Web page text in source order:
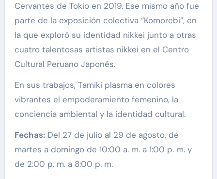
Cervantes de Tokio en 2019. Ese mismo año fue
parte de la exposición colectiva “Komorebi”, en
la que exploró su identidad nikkei junto a otras
cuatro talentosas artistas nikkei en el Centro
Cultural Peruano Japonés.
En sus trabajos, Tamiki plasma en colores
vibrantes el empoderamiento femenino, la
conciencia ambiental y la identidad cultural.
Fechas:Del 27 de julio al 29 de agosto, de
martes a domingo de 10:00 a. m. a 1:00 p. m. y
de 2:00 p. m. a 8:00 p. m.